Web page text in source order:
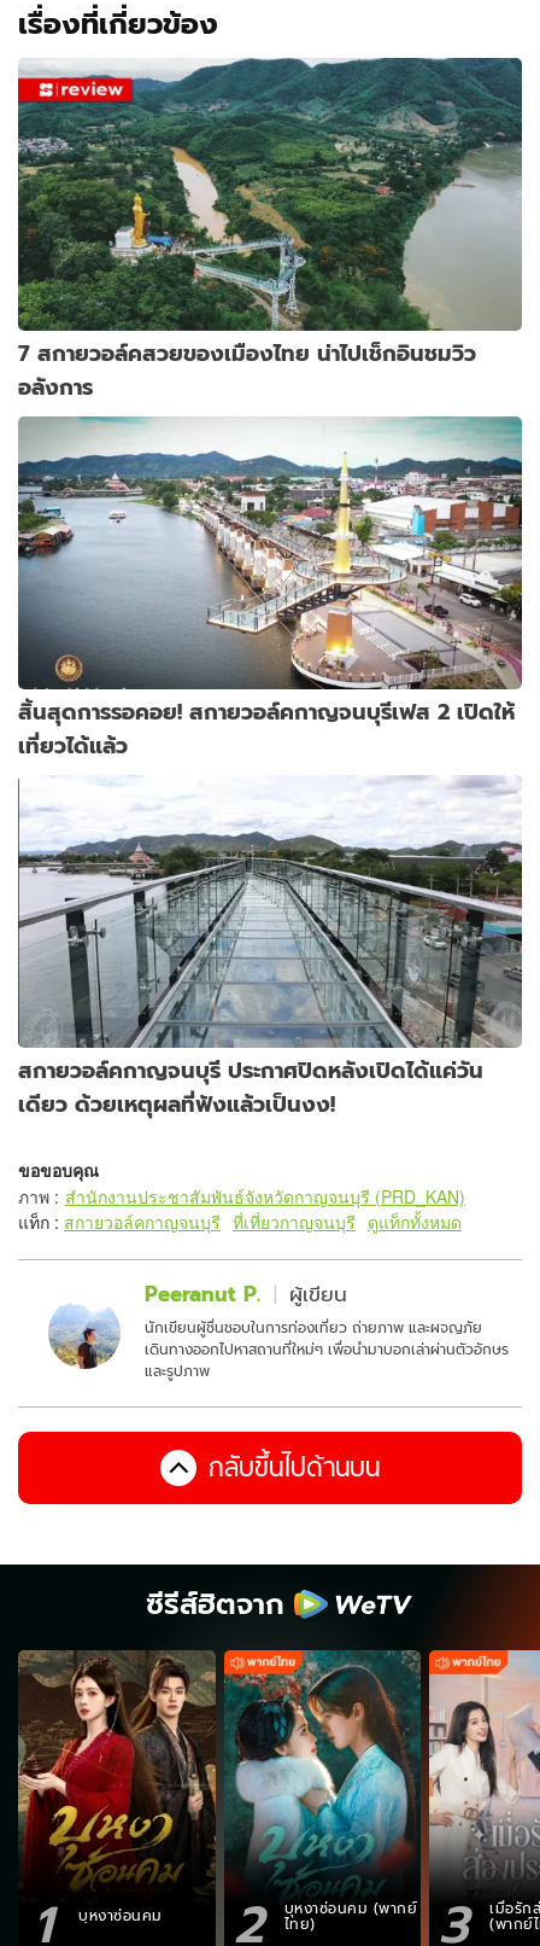
เรื่องที่เกี่ยวข้อง
7 สกายวอล์คสวยของเมืองไทย น่าไปเช็กอินชมวิว
อลังการ
สิ้นสุดการรอคอย! สกายวอล์คกาญจนบุรีเฟส 2 เปิดให้
เที่ยวได้แล้ว
สกายวอล์คกาญจนบุรี ประกาศปิดหลังเปิดได้แค่วัน
เดียว ด้วยเหตุผลที่ฟังแล้วเป็นงง!
ขอขอบคุณ
ภาพ : สำนักงานประชาสัมพันธ์จังหวัดกาญจนบุรี (PRD_KAN)
แท็ก : สกายวอล์คกาญจนบุรี ที่เที่ยวกาญจนบุรี ดูแท็กทั้งหมด
Peeranut P. ผู้เขียน
นักเขียนผู้ชื่นชอบในการท่องเที่ยว ถ่ายภาพ และผจญภัย
เดินทางออกไปหาสถานที่ใหม่ๆ เพื่อนำมาบอกเล่าผ่านตัวอักษร
และรูปภาพ
กลับขึ้นไปด้านบน
ซีรีส์ฮิตจาก
1 บุหงาซ่อนคม 2 บุหงาซ่อนคม (พากย์
ไทย) 3 เมื่อรัก
(พากย์